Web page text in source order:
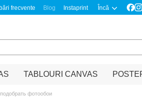
frecvente Blog Instaprint Încă
TABLOURI CANVAS
фотообои